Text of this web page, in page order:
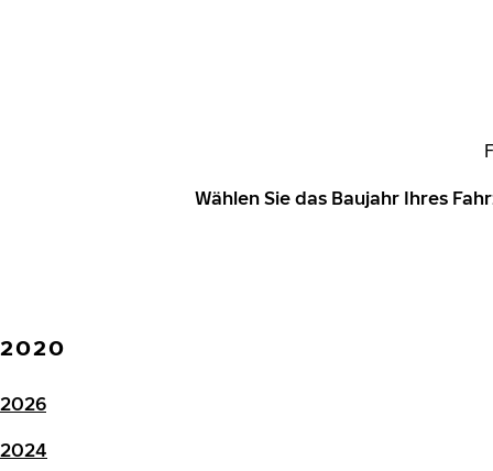
Wählen Sie das Baujahr Ihres
2020
2026
2024